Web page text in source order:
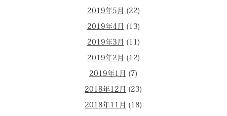
2019年5月 (22)
2019年4月 (13)
2019年3月 (11)
2019年2月 (12)
2019年1月 (7)
2018年12月 (23)
2018年11月 (18)